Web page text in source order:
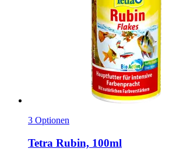
3 Optionen
Tetra Rubin, 100ml